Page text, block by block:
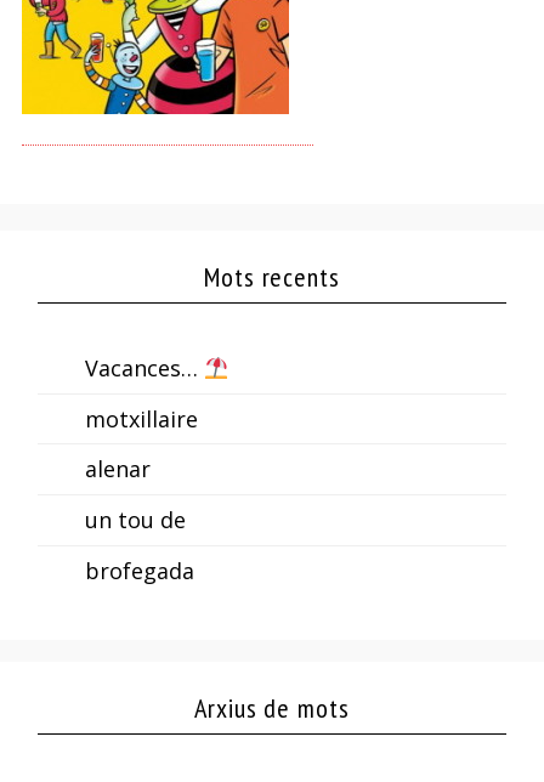
Mots recents
Vacances…
motxillaire
alenar
un tou de
brofegada
Arxius de mots